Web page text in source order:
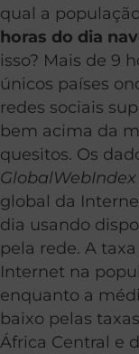
qual a
horas do dia
isso? Mais de 9
únicos países
redes sociais
bem acima da
quesitos. Os
GlobalWebIndex
global da
dia usando
pela rede. A
Internet na
enquanto a
baixo pelas
África Central e